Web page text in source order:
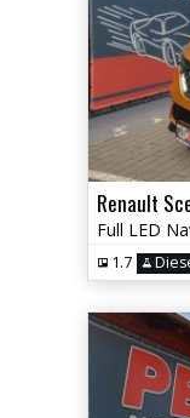
Renault
Full LED
1.7